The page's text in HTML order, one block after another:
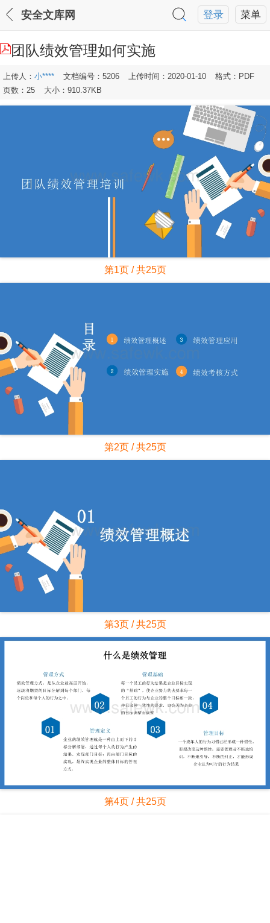
菜单
登录
安全文库网
团队绩效管理如何实施
上传人： 小**** 文档编号：5206 上传时间：2020-01-10
格式：PDF
页数：25
大小：910.37KB
第1页 / 共25页
第2页 / 共25页
第3页 / 共25页
第4页 / 共25页